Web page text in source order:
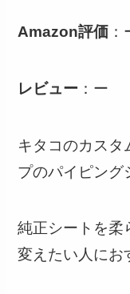
Amazon評価 ：
レビュー ：ー
キタコのカスタ
プのパイピング
純正シートを柔
変えたい人にお